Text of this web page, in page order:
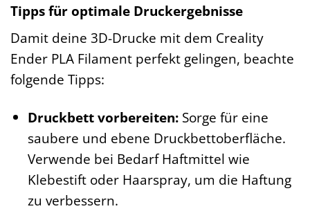
Tipps für optimale Druckergebnisse
Damit deine 3D-Drucke mit dem Creality
Ender PLA Filament perfekt gelingen, beachte
folgende Tipps:
Druckbett vorbereiten:Sorge für eine
saubere und ebene Druckbettoberfläche.
Verwende bei Bedarf Haftmittel wie
Klebestift oder Haarspray, um die Haftung
zu verbessern.